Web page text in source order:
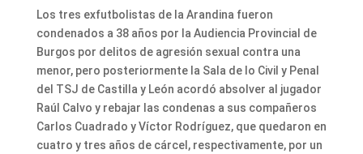
Los tres exfutbolistas de la Arandina fueron
condenados a 38 años por la Audiencia Provincial de
Burgos por delitos de agresión sexual contra una
menor, pero posteriormente la Sala de lo Civil y Penal
del TSJ de Castilla y León acordó absolver al jugador
Raúl Calvo y rebajar las condenas a sus compañeros
Carlos Cuadrado y Víctor Rodríguez, que quedaron en
cuatro y tres años de cárcel, respectivamente, por un